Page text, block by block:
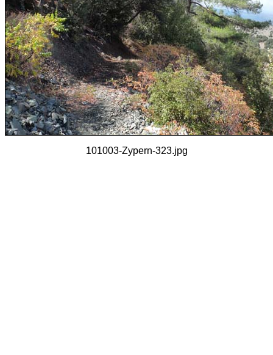
101003-Zypern-323.jpg